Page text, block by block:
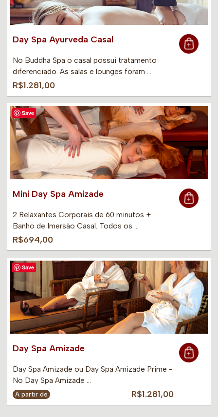
Day Spa Ayurveda Casal
No Buddha Spa o casal possui tratamento
diferenciado. As salas e lounges foram …
R$1.281,00
Save
Mini Day Spa Amizade
2 Relaxantes Corporais de 60 minutos +
Banho de Imersão Casal. Todos os …
R$694,00
Save
Day Spa Amizade
Day Spa Amizade ou Day Spa Amizade Prime -
No Day Spa Amizade …
A partir de R$1.281,00